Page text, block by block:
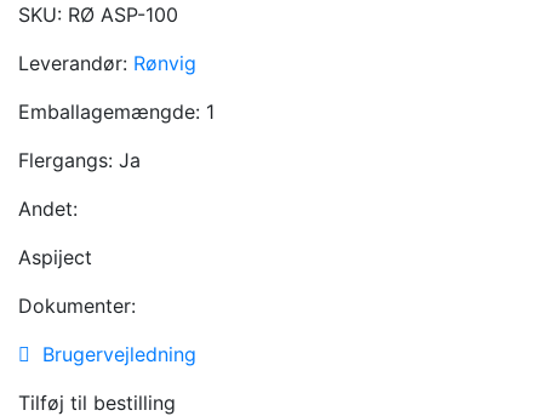
SKU: RØ ASP-100
Leverandør: Rønvig
Emballagemængde: 1
Flergangs: Ja
Andet:
Aspiject
Dokumenter:
Brugervejledning
Tilføj til bestilling